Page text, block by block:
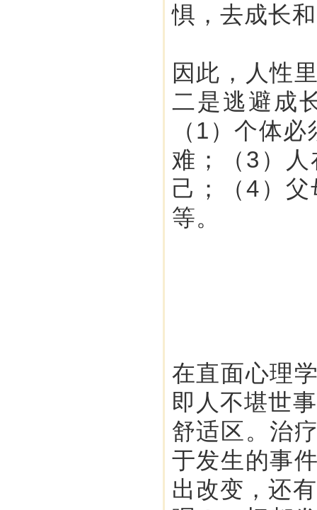
惧，去成长
因此，人性
二是逃避成
（1）个体
难；（3）
己；（4）
等。
在直面心理
即人不堪世
舒适区。治
于发生的事
出改变，还